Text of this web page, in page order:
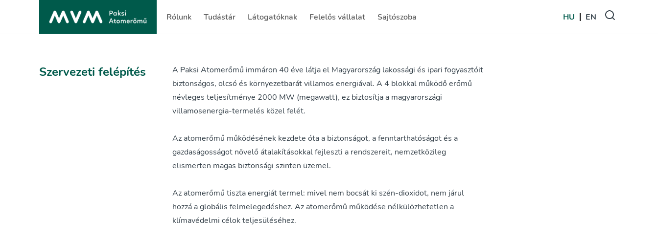
Rólunk
(current) Tudástár
(current) Látogatóknak
(current) Felelős vállalat
(current) Sajtószoba
(current) HU EN
Szervezeti felépítés
A Paksi Atomerőmű immáron 40 éve látja el Magyarország lakossági és ipari fogyasztóit
biztonságos, olcsó és környezetbarát villamos energiával. A 4 blokkal működő erőmű
névleges teljesítménye 2000 MW (megawatt), ez biztosítja a magyarországi
villamosenergia-termelés közel felét.
Az atomerőmű működésének kezdete óta a biztonságot, a fenntarthatóságot és a
gazdaságosságot növelő átalakításokkal fejleszti a rendszereit, nemzetközileg
elismerten magas biztonsági szinten üzemel.
Az atomerőmű tiszta energiát termel: mivel nem bocsát ki szén-dioxidot, nem járul
hozzá a globális felmelegedéshez. Az atomerőmű működése nélkülözhetetlen a
klímavédelmi célok teljesüléséhez.